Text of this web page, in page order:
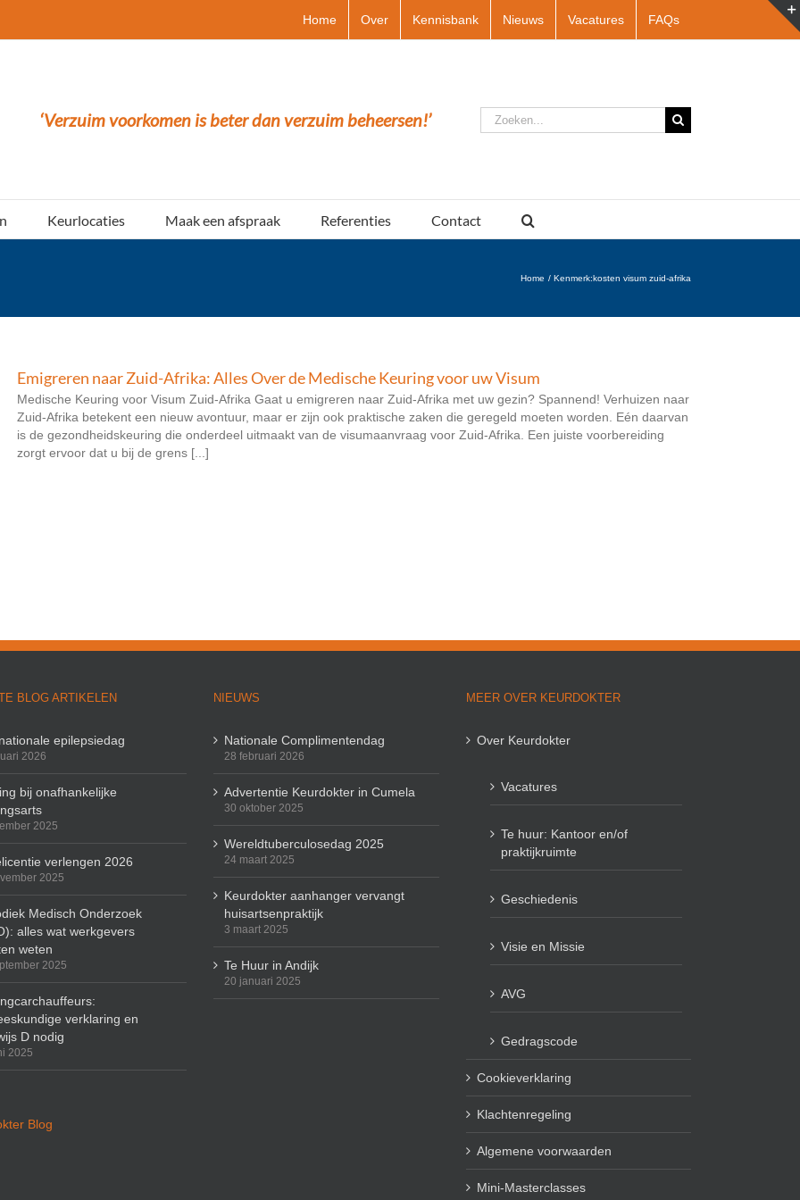
Home Over Kennisbank Nieuws Vacatures FAQs
‘Verzuim voorkomen is beter dan verzuim beheersen!’
Zoeken
naar:
Keurlocaties Maak een afspraak Referenties Contact
Home Kenmerk:kosten visum zuid-afrika
Emigreren naar Zuid-Afrika: Alles Over de Medische Keuring voor uw Visum
Medische Keuring voor Visum Zuid-Afrika Gaat u emigreren naar Zuid-Afrika met uw gezin? Spannend! Verhuizen naar
Zuid-Afrika betekent een nieuw avontuur, maar er zijn ook praktische zaken die geregeld moeten worden. Eén daarvan
is de gezondheidskeuring die onderdeel uitmaakt van de visumaanvraag voor Zuid-Afrika. Een juiste voorbereiding
zorgt ervoor dat u bij de grens [...]
BLOG ARTIKELEN
epilepsiedag
2026
bij onafhankelijke
2025
verlengen 2026
2025
Medisch Onderzoek
alles wat werkgevers
weten
2025
verklaring en
D nodig
2025
Blog
NIEUWS
Nationale Complimentendag
28 februari 2026
Advertentie Keurdokter in Cumela
30 oktober 2025
Wereldtuberculosedag 2025
24 maart 2025
Keurdokter aanhanger vervangt
huisartsenpraktijk
3 maart 2025
Te Huur in Andijk
20 januari 2025
MEER OVER KEURDOKTER
Over Keurdokter
Vacatures
Te huur: Kantoor en/of
praktijkruimte
Geschiedenis
Visie en Missie
AVG
Gedragscode
Cookieverklaring
Klachtenregeling
Algemene voorwaarden
Mini-Masterclasses